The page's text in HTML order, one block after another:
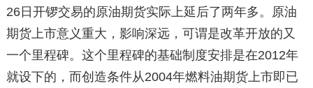
26日开锣交易的原油期货实际上延后了两年多。原油
期货上市意义重大，影响深远，可谓是改革开放的又
一个里程碑。这个里程碑的基础制度安排是在2012年
就设下的，而创造条件从2004年燃料油期货上市即已